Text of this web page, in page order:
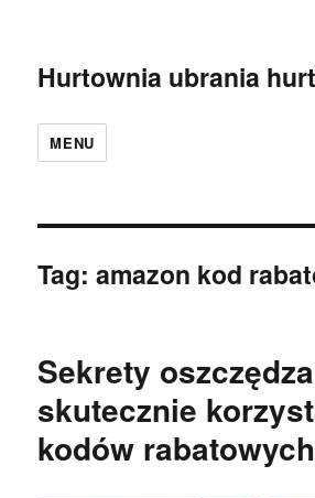
Hurtownia ubrania
MENU
Tag:amazon kod
Sekrety
skutecznie
kodów